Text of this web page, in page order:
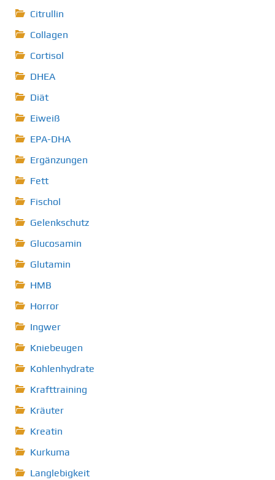
Citrullin
Collagen
Cortisol
DHEA
Diät
Eiweiß
EPA-DHA
Ergänzungen
Fett
Fischol
Gelenkschutz
Glucosamin
Glutamin
HMB
Horror
Ingwer
Kniebeugen
Kohlenhydrate
Krafttraining
Kräuter
Kreatin
Kurkuma
Langlebigkeit